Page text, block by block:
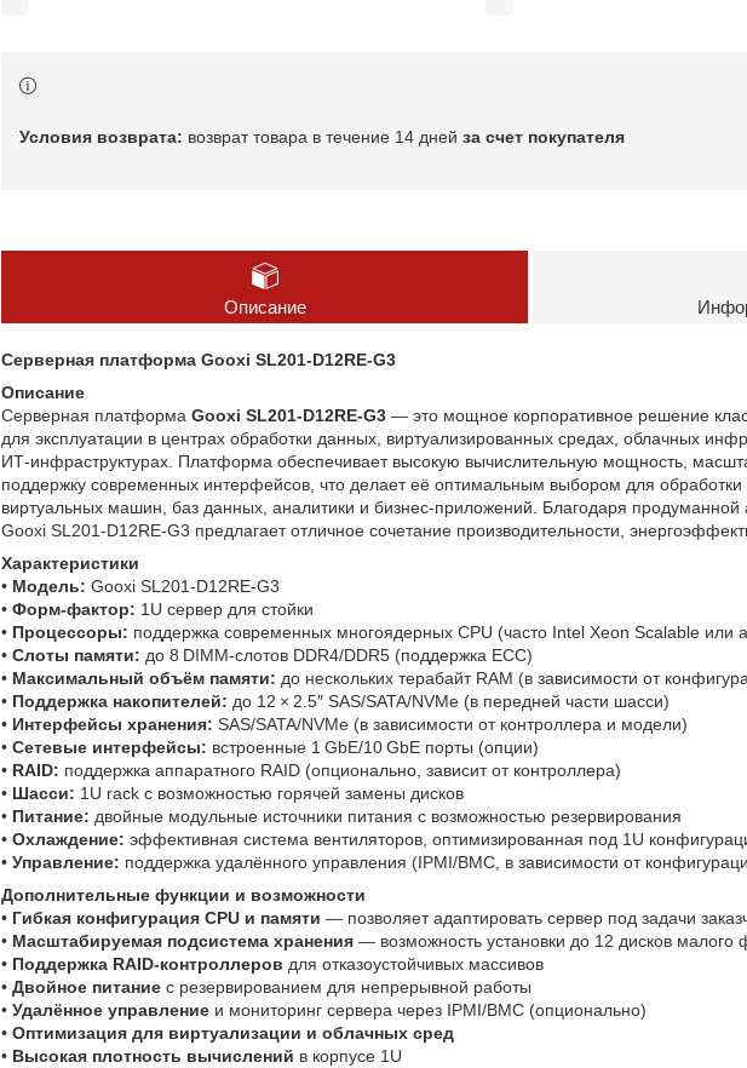
возврат товара в течение 14 дней за счет покупателя
Описание
Серверная платформа Gooxi SL201‑D12RE‑G3
Описание
Серверная платформа Gooxi SL201‑D12RE‑G3 — это мощное корпоративное решение
для эксплуатации в центрах обработки данных, виртуализированных средах, облачных
ИТ‑инфраструктурах. Платформа обеспечивает высокую вычислительную мощность,
поддержку современных интерфейсов, что делает её оптимальным выбором для
виртуальных машин, баз данных, аналитики и бизнес‑приложений. Благодаря
Gooxi SL201‑D12RE‑G3 предлагает отличное сочетание производительности,
Характеристики
• Модель: Gooxi SL201‑D12RE‑G3
• Форм‑фактор: 1U сервер для стойки
• Процессоры: поддержка современных многоядерных CPU (часто Intel Xeon Scalable или
• Слоты памяти: до 8 DIMM‑слотов DDR4/DDR5 (поддержка ECC)
• Максимальный объём памяти: до нескольких терабайт RAM (в зависимости от
• Поддержка накопителей: до 12 × 2.5″ SAS/SATA/NVMe (в передней части шасси)
• Интерфейсы хранения: SAS/SATA/NVMe (в зависимости от контроллера и модели)
• Сетевые интерфейсы: встроенные 1 GbE/10 GbE порты (опции)
• RAID: поддержка аппаратного RAID (опционально, зависит от контроллера)
• Шасси: 1U rack с возможностью горячей замены дисков
• Питание: двойные модульные источники питания с возможностью резервирования
• Охлаждение: эффективная система вентиляторов, оптимизированная под 1U
• Управление: поддержка удалённого управления (IPMI/BMC, в зависимости от
Дополнительные функции и возможности
• Гибкая конфигурация CPU и памяти — позволяет адаптировать сервер под задачи
• Масштабируемая подсистема хранения — возможность установки до 12 дисков малого
• Поддержка RAID‑контроллеров для отказоустойчивых массивов
• Двойное питание с резервированием для непрерывной работы
• Удалённое управление и мониторинг сервера через IPMI/BMC (опционально)
• Оптимизация для виртуализации и облачных сред
• Высокая плотность вычислений в корпусе 1U